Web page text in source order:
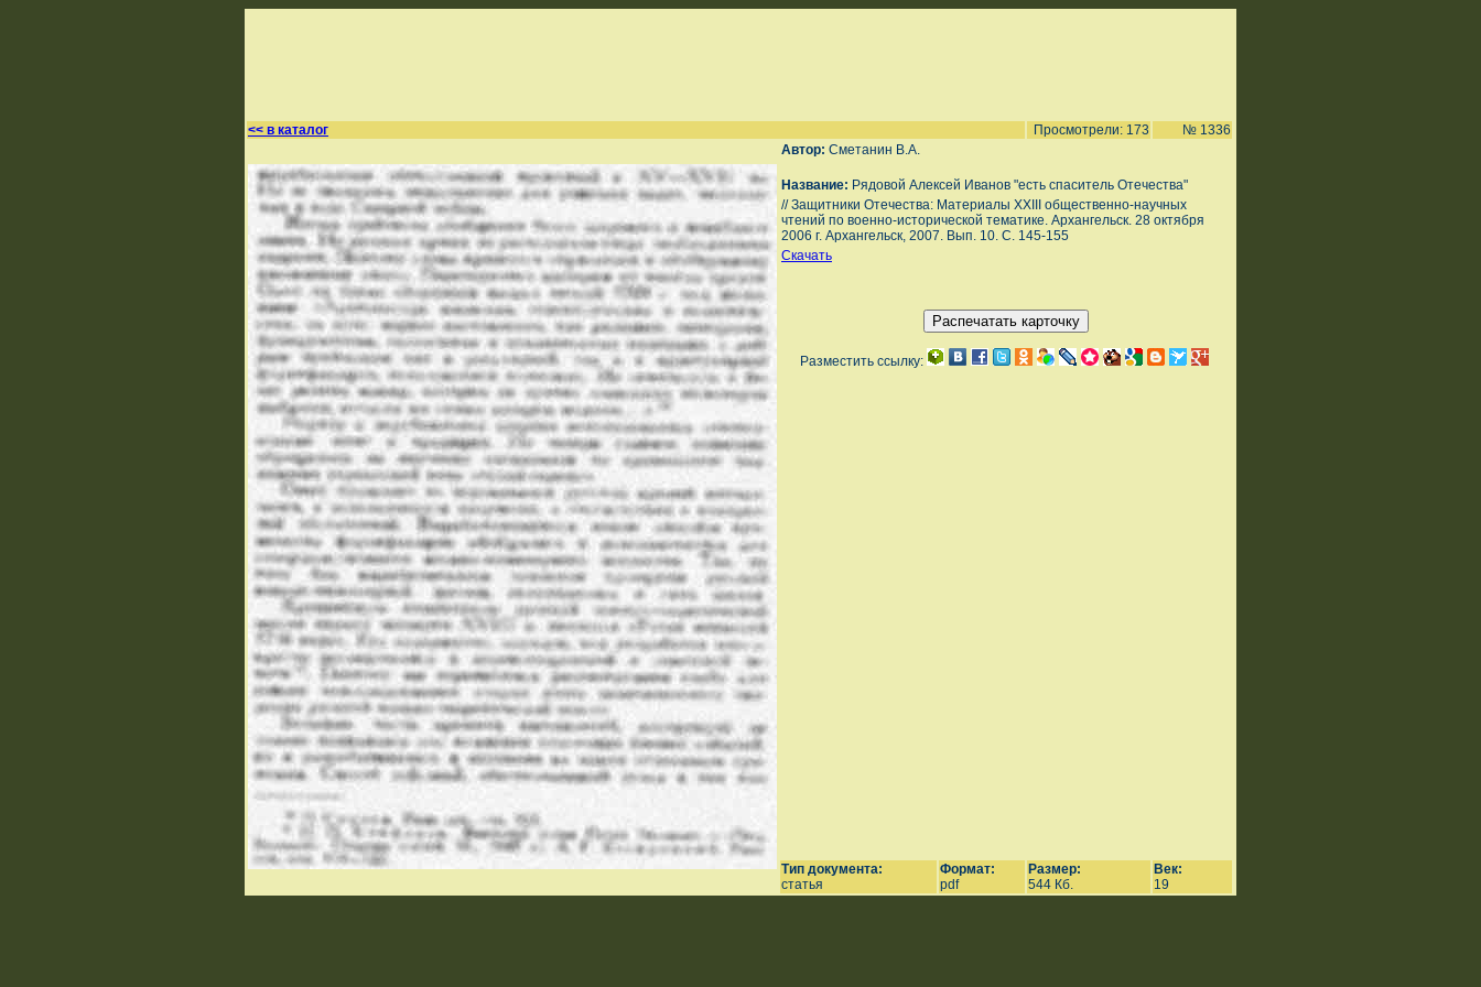
<< в каталог Просмотрели: 173
№ 1336
Автор: Сметанин В.А.
Название: Рядовой Алексей Иванов "есть спаситель Отечества"
// Защитники Отечества: Материалы XXIII общественно-научных
чтений по военно-исторической тематике. Архангельск. 28 октября
2006 г. Архангельск, 2007. Вып. 10. С. 145-155
Скачать
Разместить ссылку:
Тип документа:
статья
Формат:
pdf
Размер:
544 Кб.
Век:
19